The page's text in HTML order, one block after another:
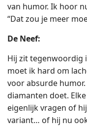
van humor. Ik hoor
“Dat zou je meer
De Neef:
Hij zit tegenwoordig
moet ik hard om
voor absurde
diamanten doet.
eigenlijk vragen of
variant… of hij nu